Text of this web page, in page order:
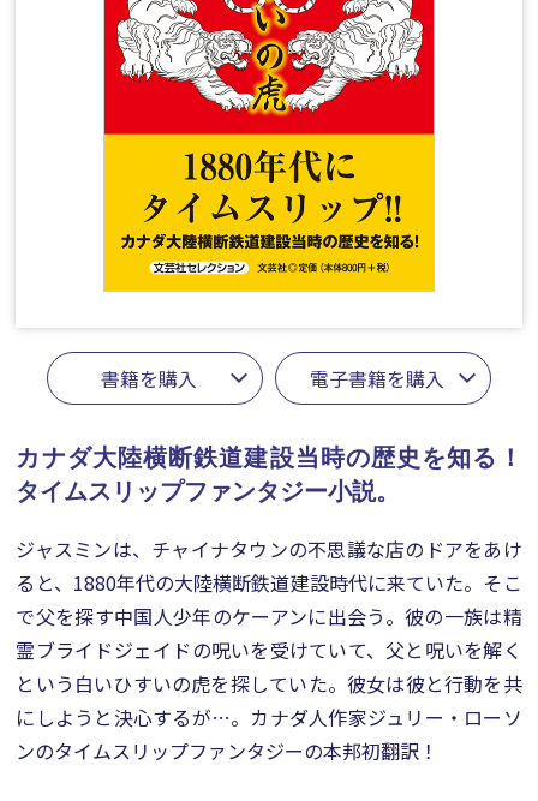
書籍を購入 電子書籍を購入
カナダ大陸横断鉄道建設当時の歴史を知る！
タイムスリップファンタジー小説。
ジャスミンは、チャイナタウンの不思議な店のドアをあけ
ると、1880年代の大陸横断鉄道建設時代に来ていた。そこ
で父を探す中国人少年のケーアンに出会う。彼の一族は精
霊ブライドジェイドの呪いを受けていて、父と呪いを解く
という白いひすいの虎を探していた。彼女は彼と行動を共
にしようと決心するが…。カナダ人作家ジュリー・ローソ
ンのタイムスリップファンタジーの本邦初翻訳！